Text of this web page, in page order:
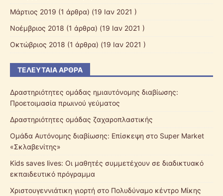
Μάρτιος 2019 (1 άρθρα) (19 Ιαν 2021 )
Νοέμβριος 2018 (1 άρθρα) (19 Ιαν 2021 )
Οκτώβριος 2018 (1 άρθρα) (19 Ιαν 2021 )
ΤΕΛΕΥΤΑΊΑ ΆΡΘΡΑ
Δραστηριότητες ομάδας ημιαυτόνομης διαβίωσης:
Προετοιμασία πρωινού γεύματος
Δραστηριότητες ομάδας ζαχαροπλαστικής
Ομάδα Αυτόνομης διαβίωσης: Επίσκεψη στο Super Market
«Σκλαβενίτης»
Kids saves lives: Οι μαθητές συμμετέχουν σε διαδικτυακό
εκπαιδευτικό πρόγραμμα
Χριστουγεννιάτικη γιορτή στο Πολυδύναμο κέντρο Μίκης